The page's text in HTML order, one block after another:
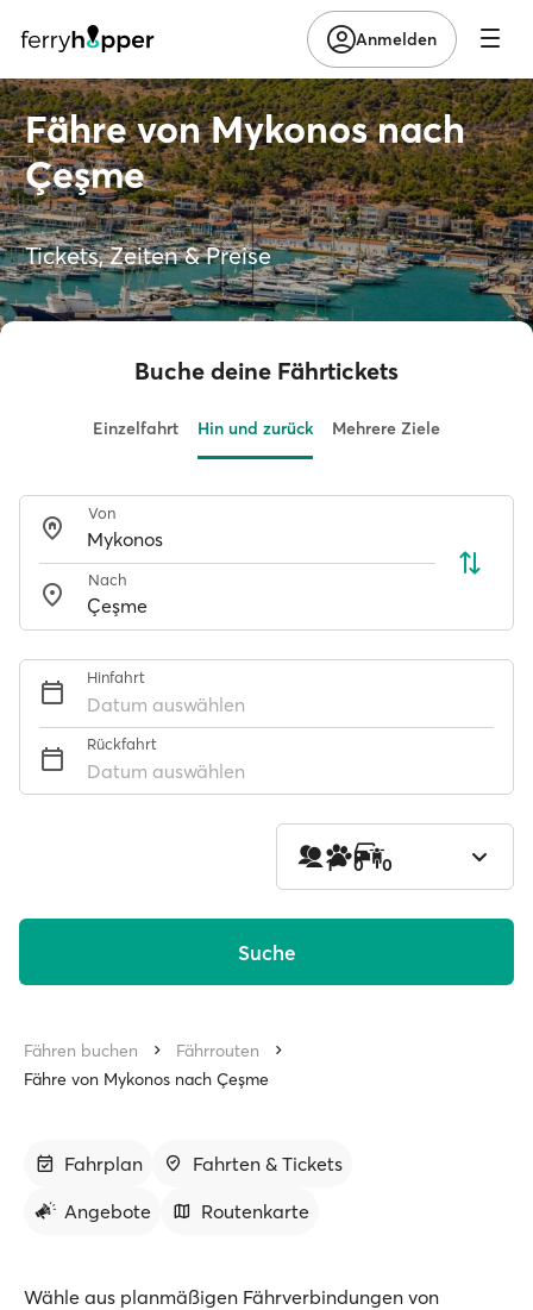
Anmelden
Fähre von Mykonos nach
Çeşme
Tickets, Zeiten & Preise
Buche deine Fährtickets
Einzelfahrt Hin und zurück Mehrere Ziele
Von
Nach
Hinfahrt
Datum auswählen
Rückfahrt
Datum auswählen
1 0 0
Suche
Fähren buchen
Fährrouten
Fähre von Mykonos nach Çeşme
Fahrplan
Fahrten & Tickets
Angebote
Routenkarte
Wähle aus planmäßigen Fährverbindungen von